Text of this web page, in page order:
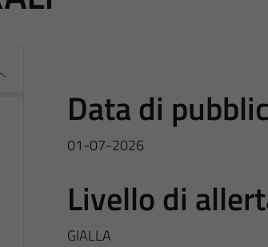
Data di
01-07-2026
Livello di
GIALLA